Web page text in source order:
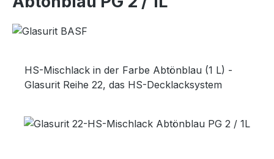
HS-Mischlack in der Farbe Abtönblau (1 L) -
Glasurit Reihe 22, das HS-Decklacksystem
Bildergalerie überspringen